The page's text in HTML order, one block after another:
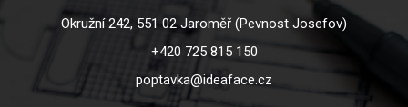
page
Okružní 242, 551 02 Jaroměř (Pevnost Josefov)
+420 725 815 150
poptavka@ideaface.cz